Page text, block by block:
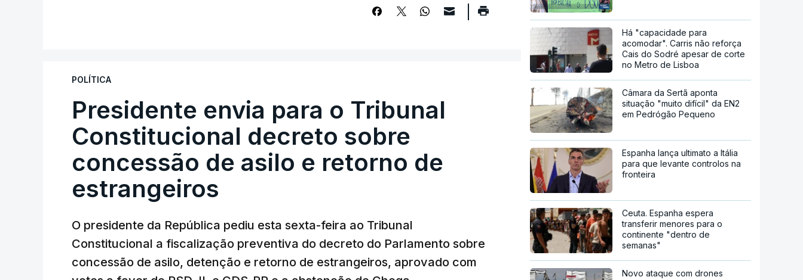
POLÍTICA
Presidente envia para o Tribunal
Constitucional decreto sobre
concessão de asilo e retorno de
estrangeiros
O presidente da República pediu esta sexta-feira ao Tribunal
Constitucional a fiscalização preventiva do decreto do Parlamento sobre
concessão de asilo, detenção e retorno de estrangeiros, aprovado com
Há "capacidade para
acomodar". Carris não reforça
Cais do Sodré apesar de corte
no Metro de Lisboa
Câmara da Sertã aponta
situação "muito difícil" da EN2
em Pedrógão Pequeno
Espanha lança ultimato a Itália
para que levante controlos na
fronteira
Ceuta. Espanha espera
transferir menores para o
continente "dentro de
semanas"
Novo ataque com drones